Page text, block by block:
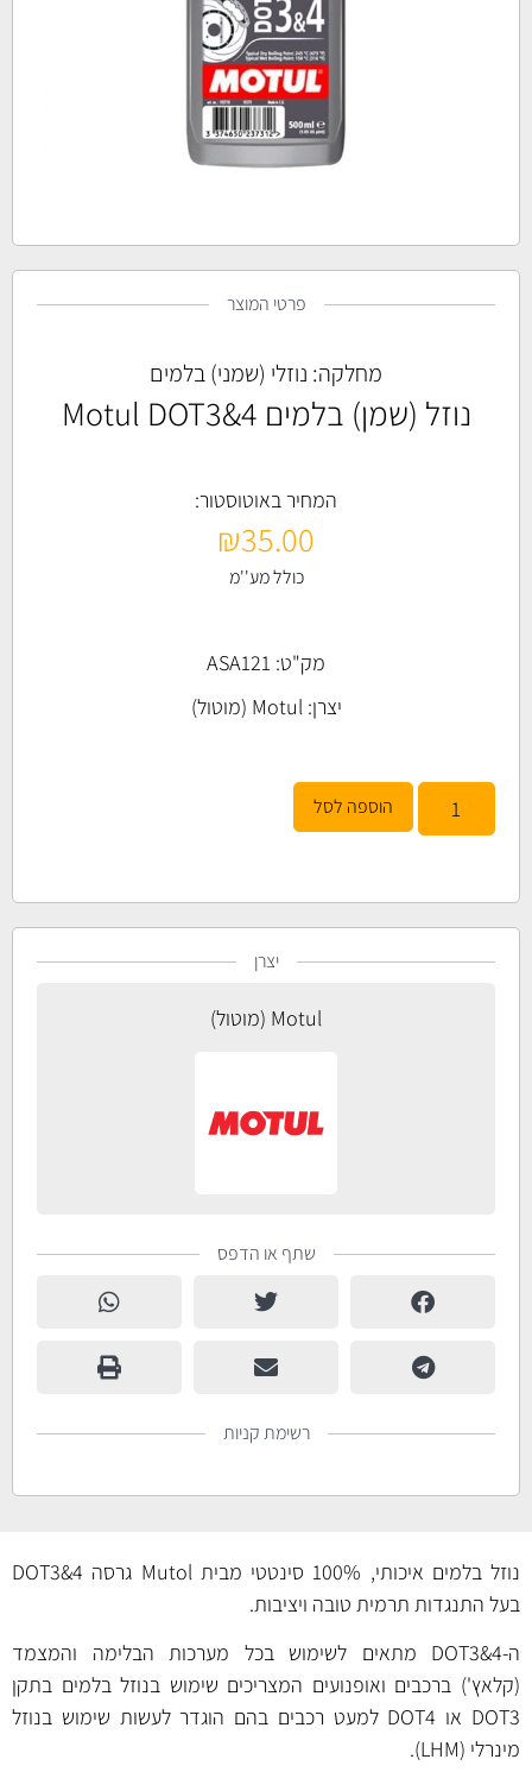
פרטי המוצר
מחלקה: נוזלי (שמני) בלמים
נוזל (שמן) בלמים Motul DOT3&4
המחיר באוטוסטור:
₪35.00
כולל מע''מ
מק"ט: ASA121
יצרן:Motul (מוטול)
הוספה לסל
יצרן
Motul (מוטול)
שתף או הדפס
רשימת קניות
נוזל בלמים איכותי, 100% סינטטי מבית Mutol גרסה DOT3&4
בעל התנגדות תרמית טובה ויציבות.
ה-DOT3&4 מתאים לשימוש בכל מערכות הבלימה והמצמד
(קלאץ') ברכבים ואופנועים המצריכים שימוש בנוזל בלמים בתקן
DOT3 או DOT4 למעט רכבים בהם הוגדר לעשות שימוש בנוזל
מינרלי (LHM).